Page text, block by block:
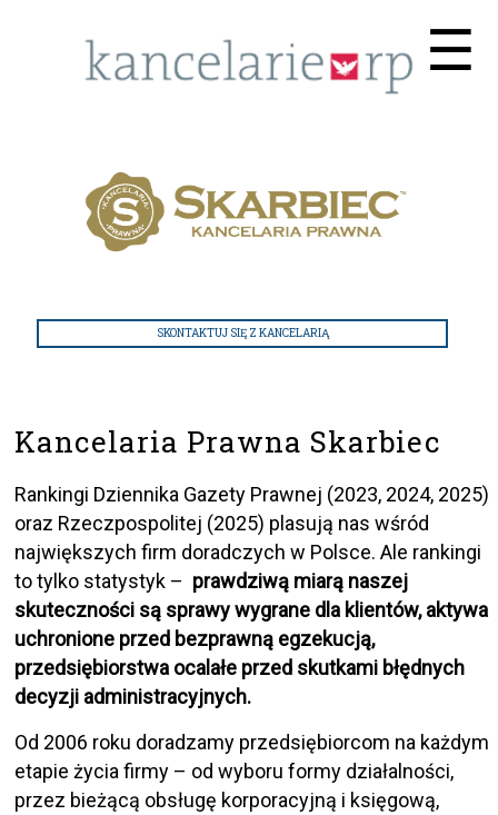
☰
SKONTAKTUJ SIĘ Z KANCELARIĄ
Kancelaria Prawna Skarbiec
Rankingi Dziennika Gazety Prawnej (2023, 2024, 2025)
oraz Rzeczpospolitej (2025) plasują nas wśród
największych firm doradczych w Polsce. Ale rankingi
to tylko statystyk – prawdziwą miarą naszej
skuteczności są sprawy wygrane dla klientów, aktywa
uchronione przed bezprawną egzekucją,
przedsiębiorstwa ocalałe przed skutkami błędnych
decyzji administracyjnych.
Od 2006 roku doradzamy przedsiębiorcom na każdym
etapie życia firmy – od wyboru formy działalności,
przez bieżącą obsługę korporacyjną i księgową,